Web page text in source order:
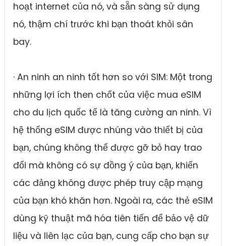
hoạt internet của nó, và sẵn sàng sử dụng
nó, thậm chí trước khi bạn thoát khỏi sân
bay.
· An ninh an ninh tốt hơn so với SIM: Một trong
những lợi ích then chốt của việc mua eSIM
cho du lịch quốc tế là tăng cường an ninh. Vì
hệ thống eSIM được nhúng vào thiết bị của
bạn, chúng không thể được gỡ bỏ hay trao
đổi mà không có sự đồng ý của bạn, khiến
các đảng không được phép truy cập mạng
của bạn khó khăn hơn. Ngoài ra, các thẻ eSIM
dùng kỹ thuật mã hóa tiên tiến để bảo vệ dữ
liệu và liên lạc của bạn, cung cấp cho bạn sự